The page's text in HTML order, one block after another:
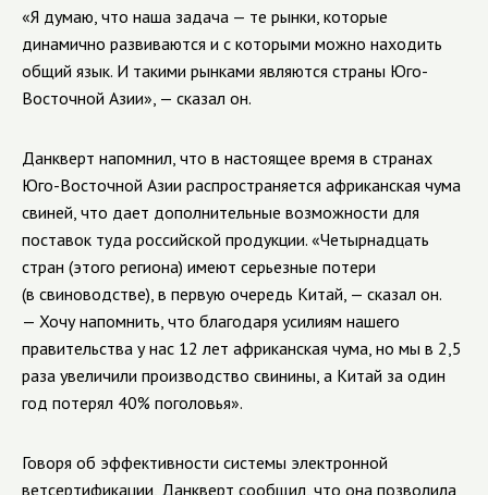
«Я думаю, что наша задача — те рынки, которые
динамично развиваются и с которыми можно находить
общий язык. И такими рынками являются страны Юго-
Восточной Азии», — сказал он.
Данкверт напомнил, что в настоящее время в странах
Юго-Восточной Азии распространяется африканская чума
свиней, что дает дополнительные возможности для
поставок туда российской продукции. «Четырнадцать
стран (этого региона) имеют серьезные потери
(в свиноводстве), в первую очередь Китай, — сказал он.
— Хочу напомнить, что благодаря усилиям нашего
правительства у нас 12 лет африканская чума, но мы в 2,5
раза увеличили производство свинины, а Китай за один
год потерял 40% поголовья».
Говоря об эффективности системы электронной
ветсертификации, Данкверт сообщил, что она позволила